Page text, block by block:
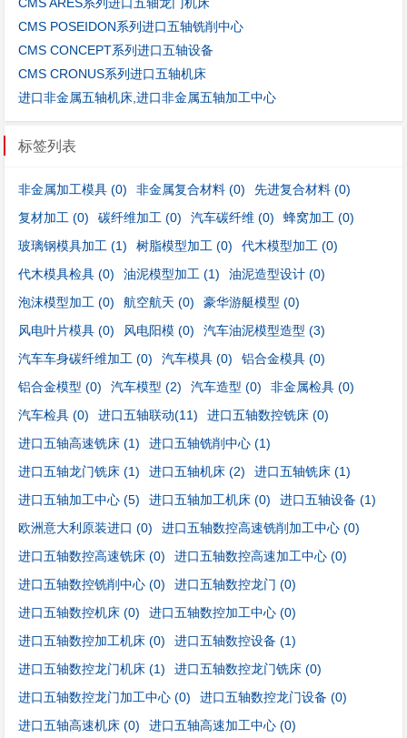
CMS POSEIDON系列进口五轴铣削中心
CMS CONCEPT系列进口五轴设备
CMS CRONUS系列进口五轴机床
进口非金属五轴机床,进口非金属五轴加工中心
标签列表
非金属加工模具 (0) 非金属复合材料 (0) 先进复合材料 (0)
复材加工 (0) 碳纤维加工 (0) 汽车碳纤维 (0) 蜂窝加工 (0)
玻璃钢模具加工 (1) 树脂模型加工 (0) 代木模型加工 (0)
代木模具检具 (0) 油泥模型加工 (1) 油泥造型设计 (0)
泡沫模型加工 (0) 航空航天 (0) 豪华游艇模型 (0)
风电叶片模具 (0) 风电阳模 (0) 汽车油泥模型造型 (3)
汽车车身碳纤维加工 (0) 汽车模具 (0) 铝合金模具 (0)
铝合金模型 (0) 汽车模型 (2) 汽车造型 (0) 非金属检具 (0)
汽车检具 (0) 进口五轴联动(11) 进口五轴数控铣床 (0)
进口五轴高速铣床 (1) 进口五轴铣削中心 (1)
进口五轴龙门铣床 (1) 进口五轴机床 (2) 进口五轴铣床 (1)
进口五轴加工中心 (5) 进口五轴加工机床 (0) 进口五轴设备 (1)
欧洲意大利原装进口 (0) 进口五轴数控高速铣削加工中心 (0)
进口五轴数控高速铣床 (0) 进口五轴数控高速加工中心 (0)
进口五轴数控铣削中心 (0) 进口五轴数控龙门 (0)
进口五轴数控机床 (0) 进口五轴数控加工中心 (0)
进口五轴数控加工机床 (0) 进口五轴数控设备 (1)
进口五轴数控龙门机床 (1) 进口五轴数控龙门铣床 (0)
进口五轴数控龙门加工中心 (0) 进口五轴数控龙门设备 (0)
进口五轴高速机床 (0) 进口五轴高速加工中心 (0)